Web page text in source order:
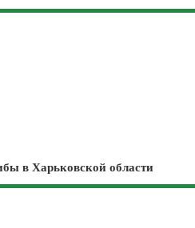
в Харьковской области